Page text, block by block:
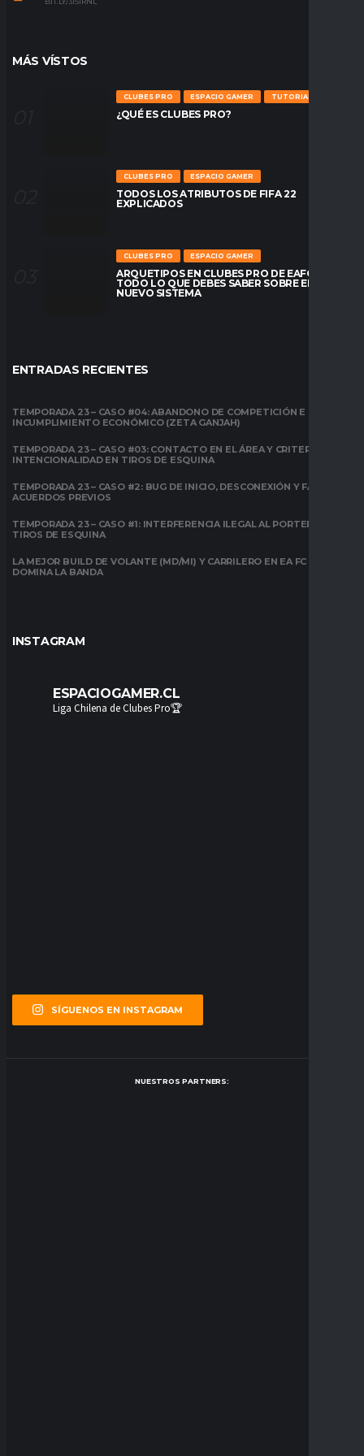
MÁS VÍSTOS
CLUBES PRO ESPACIO GAMER TUTORIALES
¿QUÉ ES CLUBES PRO?
CLUBES PRO ESPACIO GAMER
TODOS LOS ATRIBUTOS DE FIFA 22
EXPLICADOS
CLUBES PRO ESPACIO GAMER
ARQUETIPOS EN CLUBES PRO DE EAFC26:
TODO LO QUE DEBES SABER SOBRE EL
NUEVO SISTEMA
ENTRADAS RECIENTES
TEMPORADA 23 – CASO #04: ABANDONO DE COMPETICIÓN E
INCUMPLIMIENTO ECONÓMICO (ZETA GANJAH)
TEMPORADA 23 – CASO #03: CONTACTO EN EL ÁREA Y CRITERIO DE
INTENCIONALIDAD EN TIROS DE ESQUINA
TEMPORADA 23 – CASO #2: BUG DE INICIO, DESCONEXIÓN Y FALTA DE
ACUERDOS PREVIOS
TEMPORADA 23 – CASO #1: INTERFERENCIA ILEGAL AL PORTERO EN
TIROS DE ESQUINA
LA MEJOR BUILD DE VOLANTE (MD/MI) Y CARRILERO EN EA FC 26:
DOMINA LA BANDA
INSTAGRAM
ESPACIOGAMER.CL
Liga Chilena de Clubes Pro🏆
SÍGUENOS EN INSTAGRAM
NUESTROS PARTNERS: